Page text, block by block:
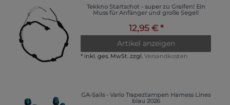
Tekkno Startschot - super zu Greifen! Ein
Muss für Anfänger und große Segel!
12,95 € *
Artikel anzeigen
* inkl. ges. MwSt. zzgl.Versandkosten
GA-Sails - Vario Trapeztampen Harness Lines
blau 2026